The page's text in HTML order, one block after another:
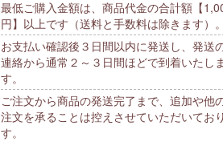
最低ご購入金額は、商品代金の合計額【
円】以上です（送料と手数料は除きます）。
お支払い確認後３日間以内に発送し、発送
連絡から通常２～３日間ほどで到着いたしま
す。
ご注文から商品の発送完了まで、追加や他
注文を承ることは控えさせていただいてお
す。